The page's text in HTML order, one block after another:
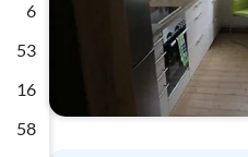
6
53
16
58